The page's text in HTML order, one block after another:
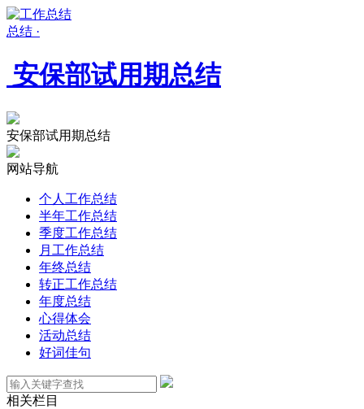
总结 ·
安保部试用期总结
安保部试用期总结
网站导航
个人工作总结
半年工作总结
季度工作总结
月工作总结
年终总结
转正工作总结
年度总结
心得体会
活动总结
好词佳句
相关栏目